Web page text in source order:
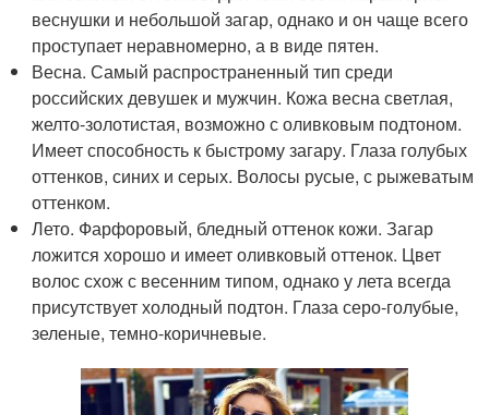
веснушки и небольшой загар, однако и он чаще всего
проступает неравномерно, а в виде пятен.
Весна. Самый распространенный тип среди
российских девушек и мужчин. Кожа весна светлая,
желто-золотистая, возможно с оливковым подтоном.
Имеет способность к быстрому загару. Глаза голубых
оттенков, синих и серых. Волосы русые, с рыжеватым
оттенком.
Лето. Фарфоровый, бледный оттенок кожи. Загар
ложится хорошо и имеет оливковый оттенок. Цвет
волос схож с весенним типом, однако у лета всегда
присутствует холодный подтон. Глаза серо-голубые,
зеленые, темно-коричневые.